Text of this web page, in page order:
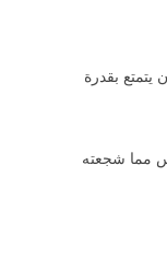
يتمتع بقدرة
مما شجعته